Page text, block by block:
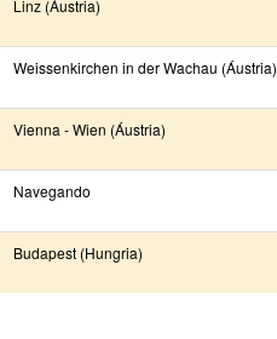
Linz (Áustria)
Weissenkirchen in der Wachau (Áustria)
Vienna - Wien (Áustria)
Navegando
Budapest (Hungria)